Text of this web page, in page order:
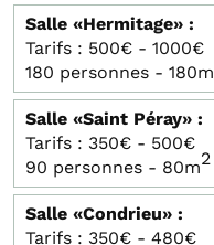
Salle «Hermitage» :
Tarifs : 500€ - 1000€
180 personnes - 180m
Salle «Saint Péray» :
Tarifs : 350€ - 500€
90 personnes - 80m2
Salle «Condrieu» :
Tarifs : 350€ - 480€